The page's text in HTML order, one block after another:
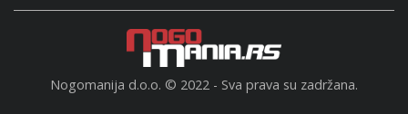
Nogomanija d.o.o. © 2022 - Sva prava su zadržana.